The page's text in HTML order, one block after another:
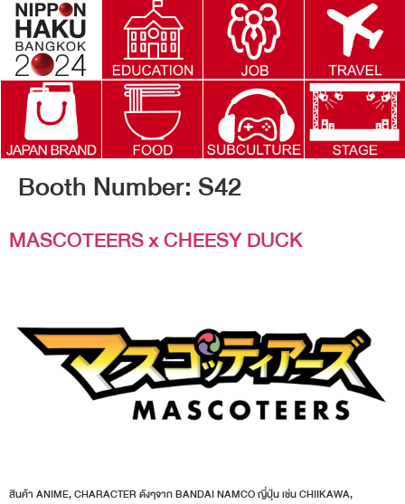
Booth Number:S42
MASCOTEERS x CHEESY DUCK
สินค้า ANIME, CHARACTER ดังๆจาก BANDAI NAMCO ญี่ปุ่น เช่น CHIIKAWA,